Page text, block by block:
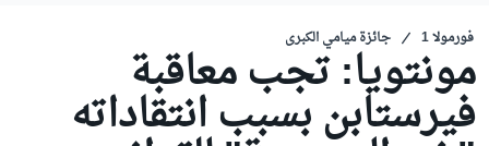
فورمولا 1 جائزة ميامي الكبرى
مونتويا: تجب معاقبة
فيرستابن بسبب انتقاداته